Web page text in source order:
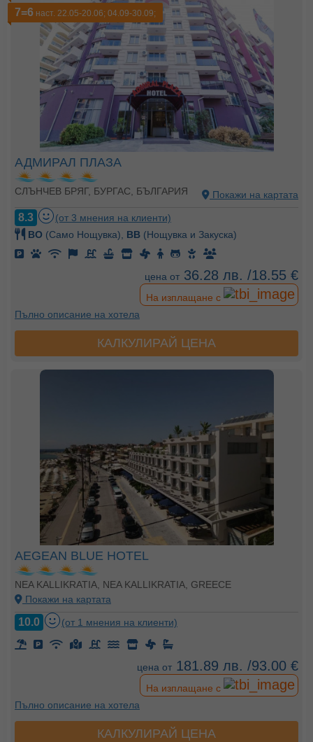
7=6 наст. 22.05-20.06; 04.09-30.09;
АДМИРАЛ ПЛАЗА
СЛЪНЧЕВ БРЯГ, БУРГАС, БЪЛГАРИЯ Покажи на картата
8.3
(от 3 мнения на клиенти)
BO (Само Нощувка), BB (Нощувка и Закуска)
цена от 36.28 лв. /18.55 €
На изплащане с
Пълно описание на хотела
КАЛКУЛИРАЙ ЦЕНА
AEGEAN BLUE HOTEL
NEA KALLIKRATIA, NEA KALLIKRATIA, GREECE
Покажи на картата
10.0 (от 1 мнения на клиенти)
цена от 181.89 лв. /93.00 €
На изплащане с
Пълно описание на хотела
КАЛКУЛИРАЙ ЦЕНА